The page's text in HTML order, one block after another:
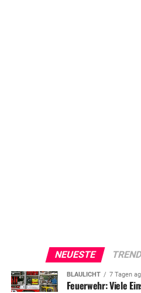
NEUESTE
BLAULICHT 7 Tagen
Feuerwehr: Viele